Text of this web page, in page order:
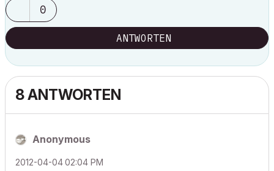
0
ANTWORTEN
8 ANTWORTEN
Anonymous
‎2012-04-0402:04 PM